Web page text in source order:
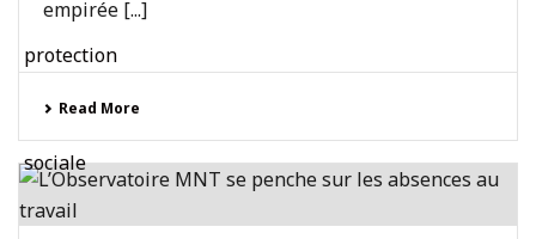
empirée [...]
Read More